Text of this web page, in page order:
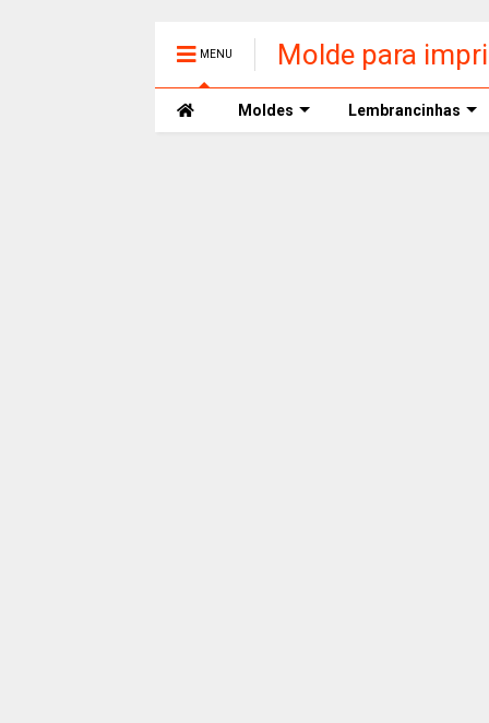
MENU Molde para
Moldes Lembrancinhas